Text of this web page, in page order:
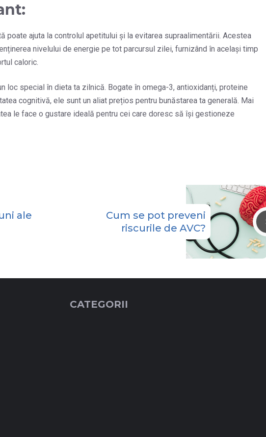
poate ajuta la controlul apetitului și la evitarea supraalimentării. Acestea
nivelului de energie pe tot parcursul zilei, furnizând în același timp
caloric.
loc special în dieta ta zilnică. Bogate în omega-3, antioxidanți, proteine
cognitivă, ele sunt un aliat prețios pentru bunăstarea ta generală. Mai
le face o gustare ideală pentru cei care doresc să își gestioneze
ale
Cum se pot preveni
riscurile de AVC?
CATEGORII